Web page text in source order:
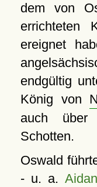
dem von
errichteten
ereignet
endgültig
König von
auch
Schotten.
Oswald
- u. a.